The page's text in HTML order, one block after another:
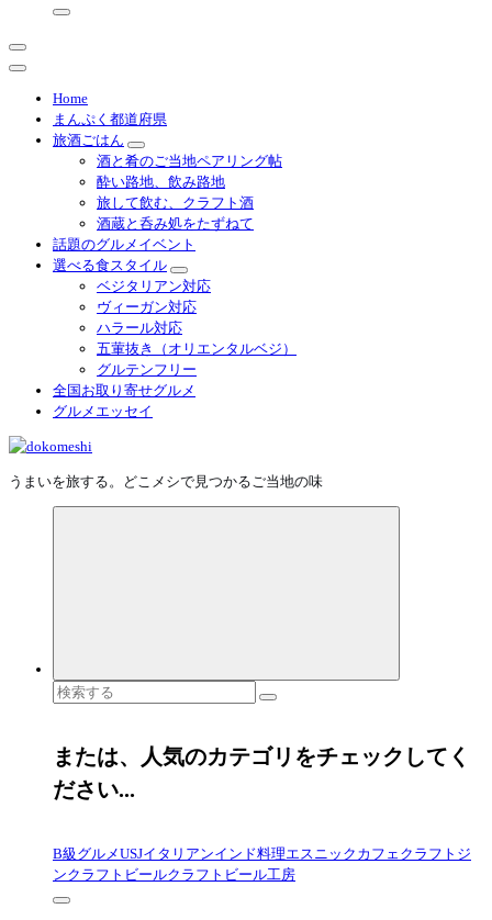
Home
まんぷく都道府県
旅酒ごはん
酒と肴のご当地ペアリング帖
酔い路地、飲み路地
旅して飲む、クラフト酒
酒蔵と呑み処をたずねて
話題のグルメイベント
選べる食スタイル
ベジタリアン対応
ヴィーガン対応
ハラール対応
五葷抜き（オリエンタルベジ）
グルテンフリー
全国お取り寄せグルメ
グルメエッセイ
うまいを旅する。どこメシで見つかるご当地の味
検
象:
または、人気のカテゴリをチェックしてく
ださい...
B級グルメUSJイタリアンインド料理エスニック カフェ クラフトジ
ンクラフトビールクラフトビール工房